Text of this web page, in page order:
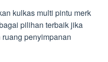
kulkas multi pintu merk
pilihan terbaik jika
penyimpanan